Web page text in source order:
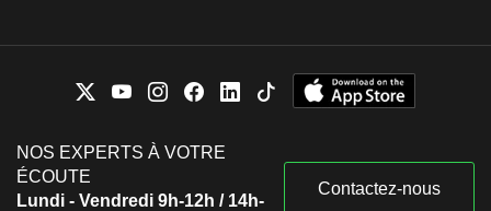
NOS EXPERTS À VOTRE
ÉCOUTE
Lundi - Vendredi 9h-12h / 14h-
Contactez-nous